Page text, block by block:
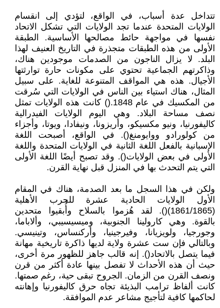
تتداخل عدة أسباب، في الواقع، لتؤدي إلى انقسام
الولايات المتحدة عندما تجد الولايات التي تشكل الاتحاد
نفسها في مواجهة حائط مصالحها الأساسية. الطبقة
الأولى من هذه الطبقات متجذرة في التاريخ العنيف لهذا
البلد. لا يزال الناجون من الصدمات موجودين هناك،
وذاكرتهم الجماعية تحتوي على مكونات حارة توارثتها
الأجيال. هذه هي المواقف المتنوعة للغاية. على سبيل
المثال، هناك استياء بين الناس في الولايات التي سُرقت
من المكسيك في عام 1848.() كانت هذه الولايات تمثل
نصف مساحة البلاد. وهي اليوم الولايات الفيدرالية
كاليفورنيا، ونيو مكسيكو، وأريزونا، ونيفادا، ويوتا، وأجزاء
من كولورادو ووايومنغ(). في الواقع، أصبحت اللغة
الإسبانية بالفعل اللغة الثانية في الولايات المتحدة واللغة
الأولى في بعض الولايات(). وقد تصبح أيضًا اللغة الأولى
التي يتم التحدث بها في المنزل قبل نهاية القرن.
ولكن في هذا السجل ما بعد الصدمة، هناك في المقام
الأول الولايات الحادية عشرة للحرب الأهلية
(1861/1865)(). لقد هُزموا بالسلاح وأُبقيوا متحدين
بالقوة. وهي كارولينا الجنوبية، وميسيسيبي، وألاباما،
وجورجيا، ولويزيانا، وفيرجينيا، وأركنساس، وتينيسي.
وبالتالي فإن ست عشرة ولاية لديها ذاكرة تاريخية مهانة
فيما يتصل بالاتحاد(). إنه قالب جاهز للظهور مرة أخرى،
حيث أن هذه الأحداث لا تفصل بينها عادة أكثر من قرن
ونصف القرن من الزمان. الجروح تبقى حية، رغم صمتها.
كانت ألفاظ ترامب البذيئة تجاه حرق كاليفورنيا وإهانته
لحاكمها كافية لتأجيج مشاعر عدم الموافقة.